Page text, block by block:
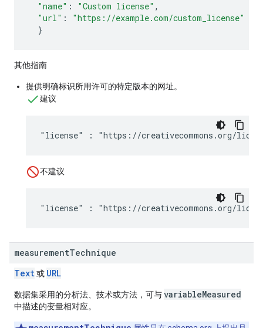
"name" : "Custom license" ,
"url" :
"https://example.com/custom_license"
}
其他指南
提供明确标识所用许可的特定版本的网址。
建议
"license" : "https://creativecommons.org/
不建议
"license" : "https://creativecommons.org/
measurementTechnique
Text或 URL
数据集采用的分析法、技术或方法，可与variableMeasured
中描述的变量相对应。